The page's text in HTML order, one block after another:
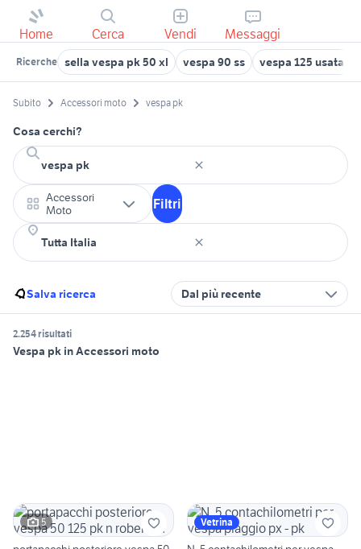
Home Cerca Vendi Messaggi
Ricerche sella vespa pk 50 xl vespa 90 ss vespa 125 usata
Subito Accessori moto vespa pk
Cosa cerchi?
Accessori
Moto
Filtri
Salva ricerca Dal più recente
2.254 risultati
Vespa pk in Accessori moto
5 Vetrina